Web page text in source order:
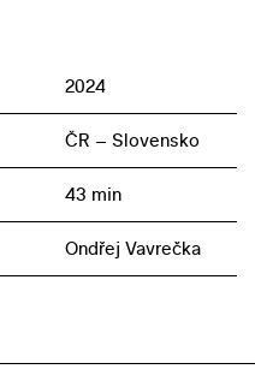
2024
ČR – Slovensko
43 min
Ondřej Vavrečka